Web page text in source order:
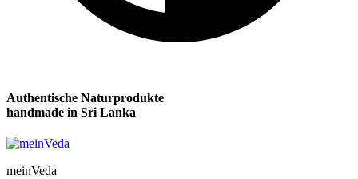
Authentische Naturprodukte
handmade in Sri Lanka
meinVeda